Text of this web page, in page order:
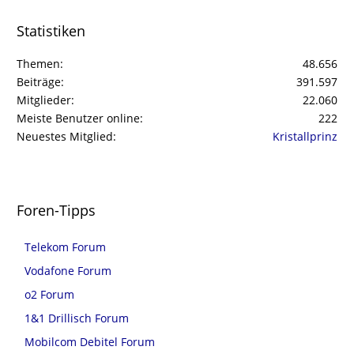
Statistiken
Themen
48.656
Beiträge
391.597
Mitglieder
22.060
Meiste Benutzer online
222
Neuestes Mitglied
Kristallprinz
Foren-Tipps
Telekom Forum
Vodafone Forum
o2 Forum
1&1 Drillisch Forum
Mobilcom Debitel Forum